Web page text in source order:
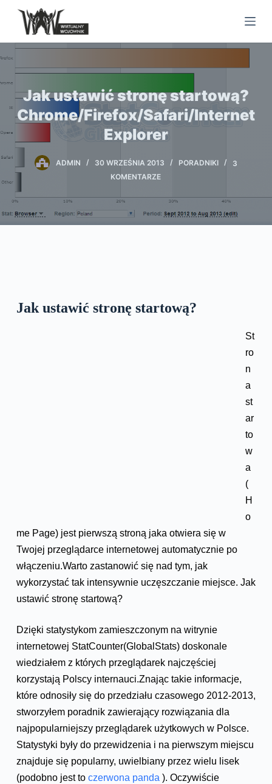
S
i
p
t
o
c
o
n
t
e
t
Jak ustawić stronę startową?
Chrome/Firefox/Safari/Internet
Explorer
ADMIN 30 WRZEŚNIA 2013 PORADNIKI
3
KOMENTARZE
Jak ustawić stronę startową?
St
ro
n
a
st
ar
to
w
a
(
H
o
me Page) jest pierwszą stroną jaka otwiera się w
Twojej przeglądarce internetowej automatycznie po
włączeniu.Warto zastanowić się nad tym, jak
wykorzystać tak intensywnie uczęszczanie miejsce. Jak
ustawić stronę startową?
Dzięki statystykom zamieszczonym na witrynie
internetowej StatCounter(GlobalStats) doskonale
wiedziałem z których przeglądarek najczęściej
korzystają Polscy internauci.Znając takie informacje,
które odnosiły się do przedziału czasowego 2012-2013,
stworzyłem poradnik zawierający rozwiązania dla
najpopularniejszy przeglądarek użytkowych w Polsce.
Statystyki były do przewidzenia i na pierwszym miejscu
znajduje się popularny, uwielbiany przez wielu lisek
(podobno jest to czerwona panda ). Oczywiście